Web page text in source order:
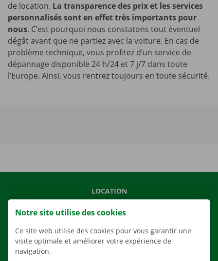
de location. La transparence des prix et les services
personnalisés sont en effet très importants pour
nous. C’est pourquoi nous constatons tout éventuel
dégât avant que ne partiez avec la voiture. En cas de
problème technique, vous profitez d’un service de
dépannage disponible 24 h/24 et 7 j/7 dans toute
l’Europe. Ainsi, vous rentrez toujours en toute sécurité.
LOCATION
AGENCES
Notre site utilise des cookies
Ce site web utilise des cookies pour vous garantir une
visite optimale et améliorer votre expérience de
navigation.